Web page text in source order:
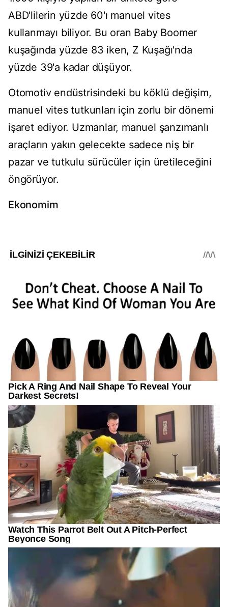
ABD'lilerin yüzde 60'ı manuel vites
kullanmayı biliyor. Bu oran Baby Boomer
kuşağında yüzde 83 iken, Z Kuşağı'nda
yüzde 39'a kadar düşüyor.
Otomotiv endüstrisindeki bu köklü değişim,
manuel vites tutkunları için zorlu bir dönemi
işaret ediyor. Uzmanlar, manuel şanzımanlı
araçların yakın gelecekte sadece niş bir
pazar ve tutkulu sürücüler için üretileceğini
öngörüyor.
Ekonomim